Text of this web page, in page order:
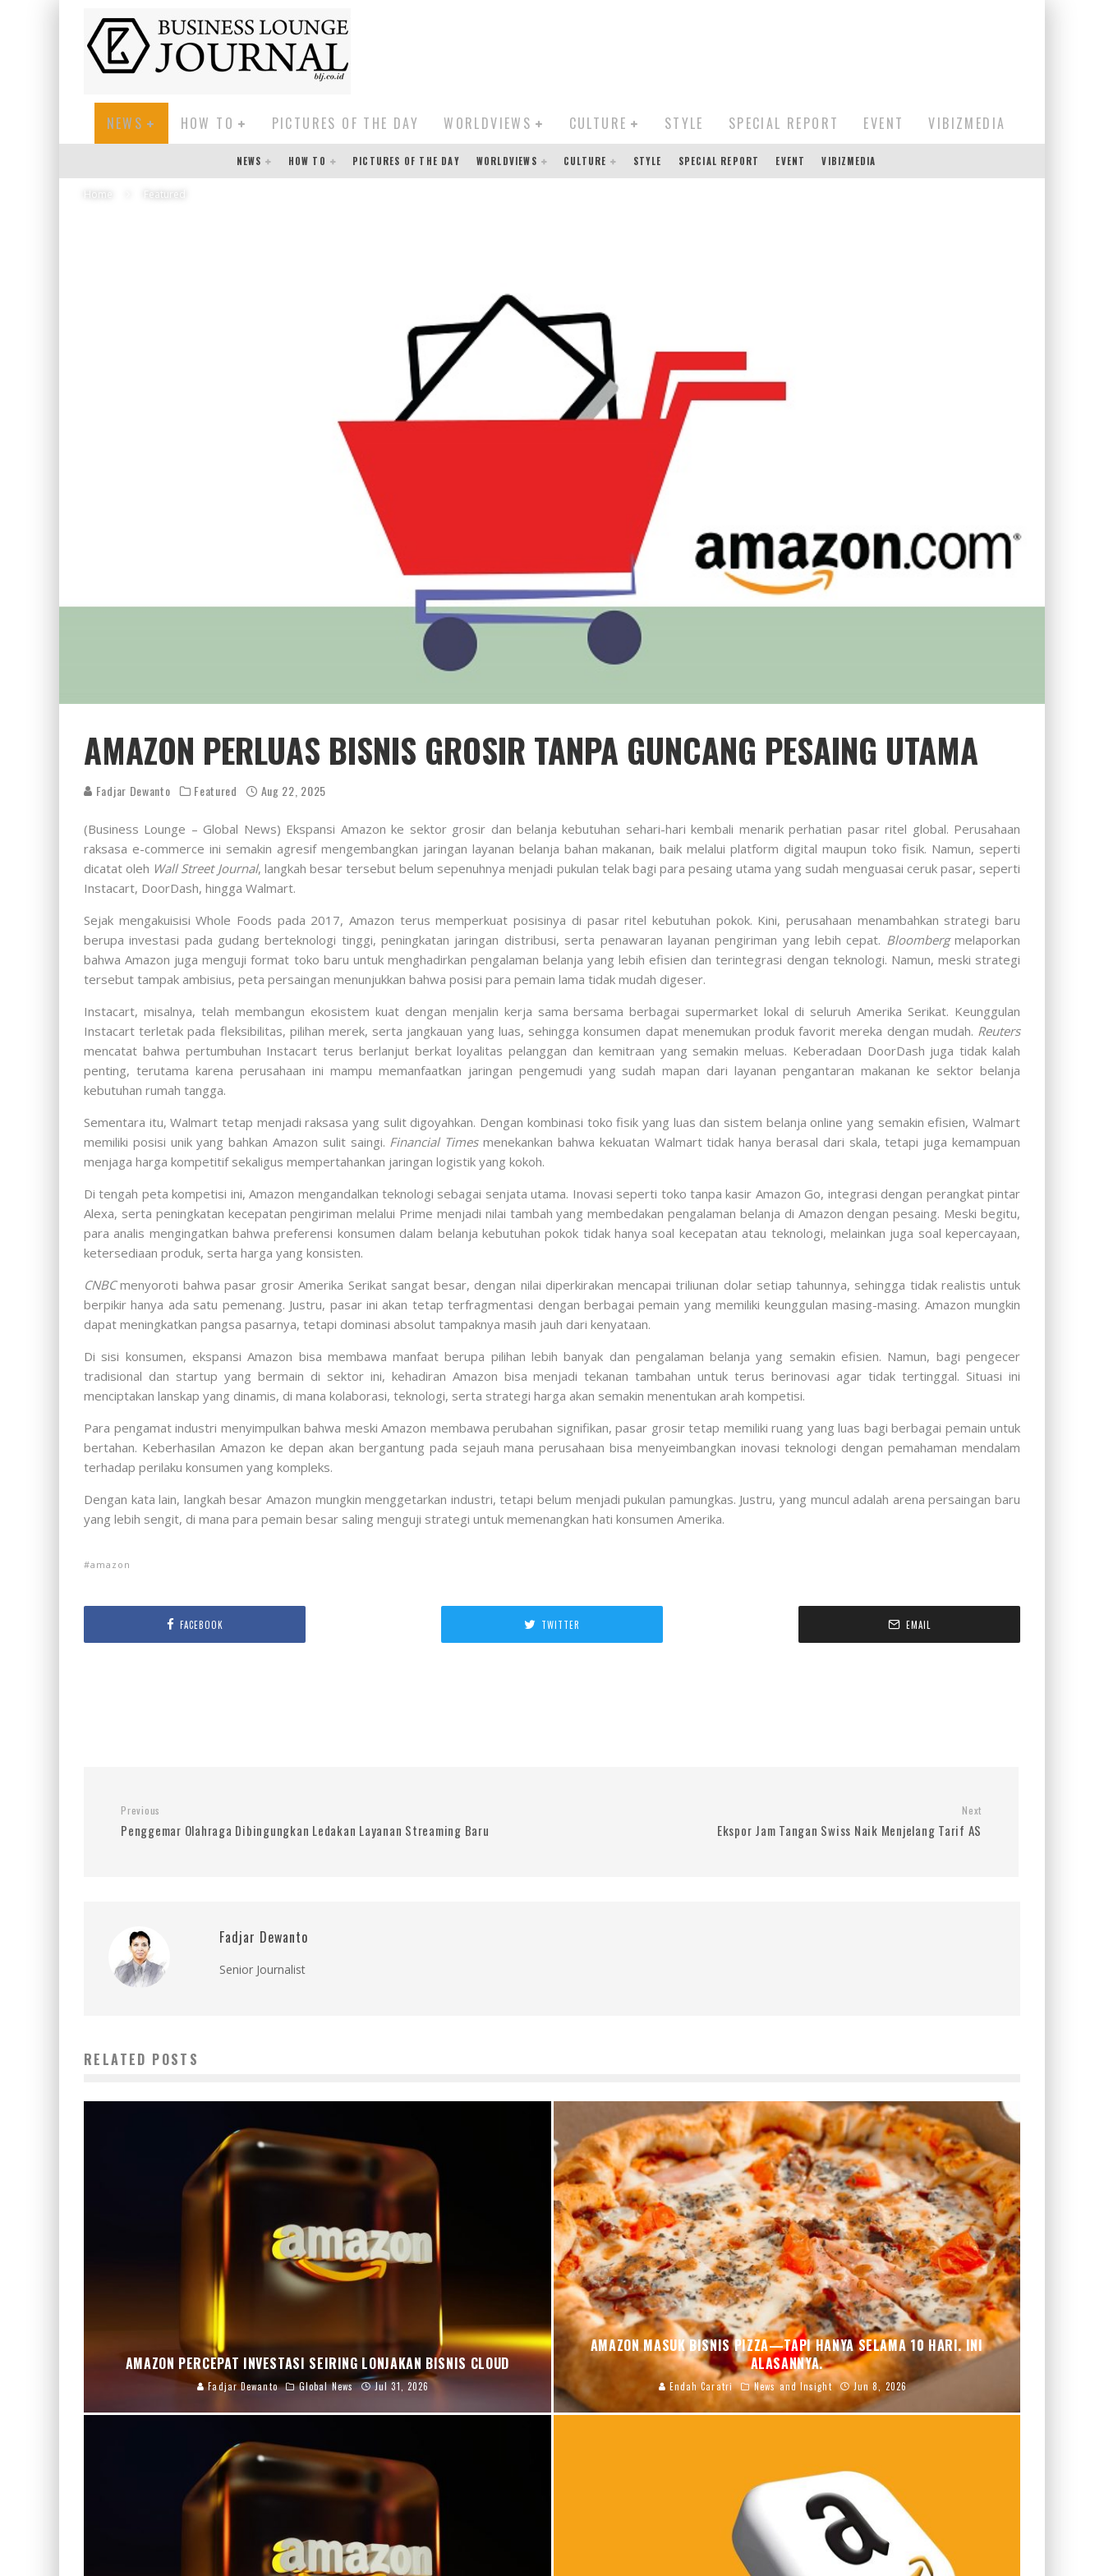
NEWS HOW TO PICTURES OF THE DAY WORLDVIEWS CULTURE STYLE SPECIAL REPORT EVENT VIBIZMEDIA
NEWS HOW TO PICTURES OF THE DAY WORLDVIEWS CULTURE STYLE SPECIAL REPORT EVENT VIBIZMEDIA
Home Featured
AMAZON PERLUAS BISNIS GROSIR TANPA GUNCANG PESAING UTAMA
Fadjar Dewanto Featured Aug 22, 2025
(Business Lounge – Global News) Ekspansi Amazon ke sektor grosir dan belanja kebutuhan sehari-hari kembali menarik perhatian pasar ritel global. Perusahaan
raksasa e-commerce ini semakin agresif mengembangkan jaringan layanan belanja bahan makanan, baik melalui platform digital maupun toko fisik. Namun, seperti
dicatat oleh Wall Street Journal, langkah besar tersebut belum sepenuhnya menjadi pukulan telak bagi para pesaing utama yang sudah menguasai ceruk pasar, seperti
Instacart, DoorDash, hingga Walmart.
Sejak mengakuisisi Whole Foods pada 2017, Amazon terus memperkuat posisinya di pasar ritel kebutuhan pokok. Kini, perusahaan menambahkan strategi baru
berupa investasi pada gudang berteknologi tinggi, peningkatan jaringan distribusi, serta penawaran layanan pengiriman yang lebih cepat. Bloombergmelaporkan
bahwa Amazon juga menguji format toko baru untuk menghadirkan pengalaman belanja yang lebih efisien dan terintegrasi dengan teknologi. Namun, meski strategi
tersebut tampak ambisius, peta persaingan menunjukkan bahwa posisi para pemain lama tidak mudah digeser.
Instacart, misalnya, telah membangun ekosistem kuat dengan menjalin kerja sama bersama berbagai supermarket lokal di seluruh Amerika Serikat. Keunggulan
Instacart terletak pada fleksibilitas, pilihan merek, serta jangkauan yang luas, sehingga konsumen dapat menemukan produk favorit mereka dengan mudah. Reuters
mencatat bahwa pertumbuhan Instacart terus berlanjut berkat loyalitas pelanggan dan kemitraan yang semakin meluas. Keberadaan DoorDash juga tidak kalah
penting, terutama karena perusahaan ini mampu memanfaatkan jaringan pengemudi yang sudah mapan dari layanan pengantaran makanan ke sektor belanja
kebutuhan rumah tangga.
Sementara itu, Walmart tetap menjadi raksasa yang sulit digoyahkan. Dengan kombinasi toko fisik yang luas dan sistem belanja online yang semakin efisien, Walmart
memiliki posisi unik yang bahkan Amazon sulit saingi. Financial Timesmenekankan bahwa kekuatan Walmart tidak hanya berasal dari skala, tetapi juga kemampuan
menjaga harga kompetitif sekaligus mempertahankan jaringan logistik yang kokoh.
Di tengah peta kompetisi ini, Amazon mengandalkan teknologi sebagai senjata utama. Inovasi seperti toko tanpa kasir Amazon Go, integrasi dengan perangkat pintar
Alexa, serta peningkatan kecepatan pengiriman melalui Prime menjadi nilai tambah yang membedakan pengalaman belanja di Amazon dengan pesaing. Meski begitu,
para analis mengingatkan bahwa preferensi konsumen dalam belanja kebutuhan pokok tidak hanya soal kecepatan atau teknologi, melainkan juga soal kepercayaan,
ketersediaan produk, serta harga yang konsisten.
CNBCmenyoroti bahwa pasar grosir Amerika Serikat sangat besar, dengan nilai diperkirakan mencapai triliunan dolar setiap tahunnya, sehingga tidak realistis untuk
berpikir hanya ada satu pemenang. Justru, pasar ini akan tetap terfragmentasi dengan berbagai pemain yang memiliki keunggulan masing-masing. Amazon mungkin
dapat meningkatkan pangsa pasarnya, tetapi dominasi absolut tampaknya masih jauh dari kenyataan.
Di sisi konsumen, ekspansi Amazon bisa membawa manfaat berupa pilihan lebih banyak dan pengalaman belanja yang semakin efisien. Namun, bagi pengecer
tradisional dan startup yang bermain di sektor ini, kehadiran Amazon bisa menjadi tekanan tambahan untuk terus berinovasi agar tidak tertinggal. Situasi ini
menciptakan lanskap yang dinamis, di mana kolaborasi, teknologi, serta strategi harga akan semakin menentukan arah kompetisi.
Para pengamat industri menyimpulkan bahwa meski Amazon membawa perubahan signifikan, pasar grosir tetap memiliki ruang yang luas bagi berbagai pemain untuk
bertahan. Keberhasilan Amazon ke depan akan bergantung pada sejauh mana perusahaan bisa menyeimbangkan inovasi teknologi dengan pemahaman mendalam
terhadap perilaku konsumen yang kompleks.
Dengan kata lain, langkah besar Amazon mungkin menggetarkan industri, tetapi belum menjadi pukulan pamungkas. Justru, yang muncul adalah arena persaingan baru
yang lebih sengit, di mana para pemain besar saling menguji strategi untuk memenangkan hati konsumen Amerika.
amazon
FACEBOOK TWITTER EMAIL
Previous
Penggemar Olahraga Dibingungkan Ledakan Layanan Streaming Baru
Next
Ekspor Jam Tangan Swiss Naik Menjelang Tarif AS
Fadjar Dewanto
Senior Journalist
RELATED POSTS
AMAZON PERCEPAT INVESTASI SEIRING LONJAKAN BISNIS CLOUD
Fadjar Dewanto Global News Jul 31, 2026
AMAZON MASUK BISNIS PIZZA—TAPI HANYA SELAMA 10 HARI. INI
ALASANNYA.
Endah Caratri News and Insight Jun 8, 2026